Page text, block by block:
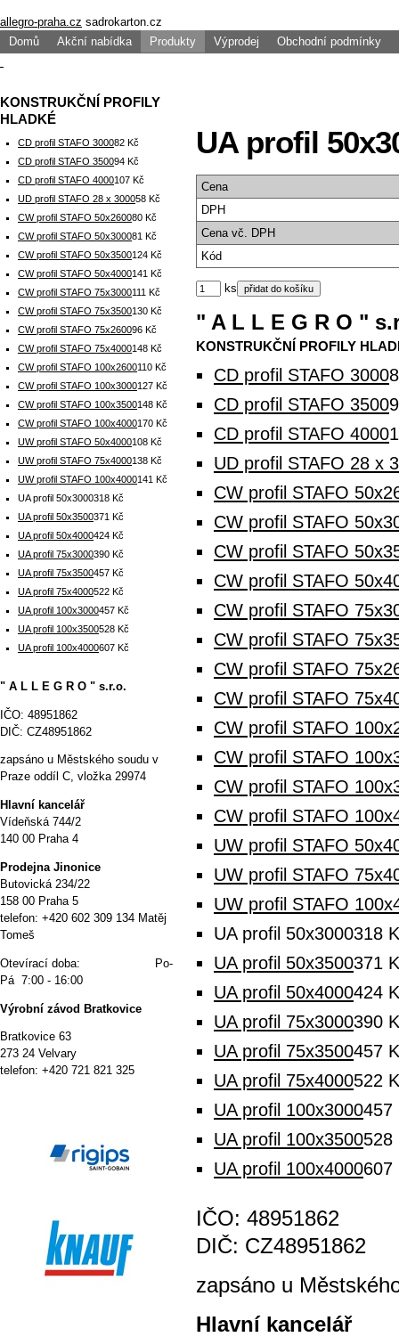
allegro-praha.cz sadrokarton.cz
Domů
Akční nabídka Produkty Výprodej Obchodní podmínky
UA profil
Cena
DPH
Cenavč. DPH
Kód
ks
KONSTRUKČNÍ PROFILY
CD profil STAFO 3000
CD profil STAFO 3500
CD profil STAFO 4000
UD profil STAFO 28 x
CW profil STAFO
CW profil STAFO
CW profil STAFO
CW profil STAFO
CW profil STAFO
CW profil STAFO
CW profil STAFO
CW profil STAFO
CW profil STAFO
CW profil STAFO
CW profil STAFO
CW profil STAFO
UW profil STAFO
UW profil STAFO
UW profil STAFO
UA profil 50x3000318
UA profil 50x3500371
UA profil 50x4000424
UA profil 75x3000390
UA profil 75x3500457
UA profil 75x4000522
UA profil 100x3000457
UA profil 100x3500528
UA profil 100x4000607
" A L L E G R O "
IČO: 48951862
DIČ: CZ48951862
zapsáno u
Hlavní kancelář
KONSTRUKČNÍ PROFILY
HLADKÉ
CD profil STAFO 300082 Kč
CD profil STAFO 350094 Kč
CD profil STAFO 4000107 Kč
UD profil STAFO 28 x 300058 Kč
CW profil STAFO 50x260080 Kč
CW profil STAFO 50x300081 Kč
CW profil STAFO 50x3500124 Kč
CW profil STAFO 50x4000141 Kč
CW profil STAFO 75x3000111 Kč
CW profil STAFO 75x3500130 Kč
CW profil STAFO 75x260096 Kč
CW profil STAFO 75x4000148 Kč
CW profil STAFO 100x2600110 Kč
CW profil STAFO 100x3000127 Kč
CW profil STAFO 100x3500148 Kč
CW profil STAFO 100x4000170 Kč
UW profil STAFO 50x4000108 Kč
UW profil STAFO 75x4000138 Kč
UW profil STAFO 100x4000141 Kč
UA profil 50x3000318 Kč
UA profil 50x3500371 Kč
UA profil 50x4000424 Kč
UA profil 75x3000390 Kč
UA profil 75x3500457 Kč
UA profil 75x4000522 Kč
UA profil 100x3000457 Kč
UA profil 100x3500528 Kč
UA profil 100x4000607 Kč
" A L L E G R O " s.r.o.
IČO: 48951862
DIČ: CZ48951862
zapsáno u Městského soudu v
Praze oddíl C, vložka 29974
Hlavní kancelář
Vídeňská 744/2
140 00 Praha 4
Prodejna Jinonice
Butovická 234/22
158 00 Praha 5
telefon: +420 602 309 134 Matěj
Tomeš
Otevírací doba: Po-
Pá 7:00 - 16:00
Výrobní závod Bratkovice
Bratkovice 63
273 24 Velvary
telefon: +420 721 821 325